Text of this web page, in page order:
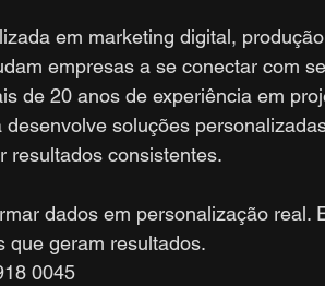
em marketing digital,
empresas a se conectar com
de 20 anos de experiência em
soluções
resultados consistentes.
dados em personalização real.
que geram resultados.
0045